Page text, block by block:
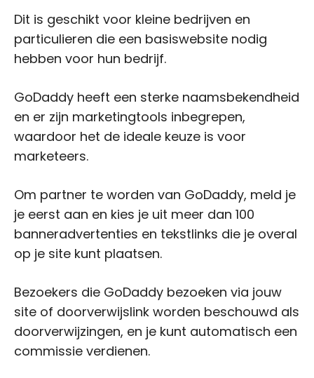
Dit is geschikt voor kleine bedrijven en
particulieren die een basiswebsite nodig
hebben voor hun bedrijf.
GoDaddy heeft een sterke naamsbekendheid
en er zijn marketingtools inbegrepen,
waardoor het de ideale keuze is voor
marketeers.
Om partner te worden van GoDaddy, meld je
je eerst aan en kies je uit meer dan 100
banneradvertenties en tekstlinks die je overal
op je site kunt plaatsen.
Bezoekers die GoDaddy bezoeken via jouw
site of doorverwijslink worden beschouwd als
doorverwijzingen, en je kunt automatisch een
commissie verdienen.